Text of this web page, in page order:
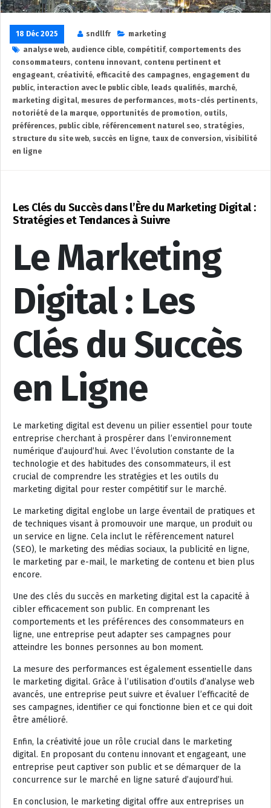
18 Déc 2025 sndllfr
marketing
analyse web, audience cible, compétitif, comportements des
consommateurs, contenu innovant, contenu pertinent et
engageant, créativité, efficacité des campagnes, engagement du
public, interaction avec le public cible, leads qualifiés, marché,
marketing digital, mesures de performances, mots-clés pertinents,
notoriété de la marque, opportunités de promotion, outils,
préférences, public cible, référencement naturel seo, stratégies,
structure du site web, succès en ligne, taux de conversion, visibilité
en ligne
Les Clés du Succès dans l’Ère du Marketing Digital :
Stratégies et Tendances à Suivre
Le Marketing
Digital : Les
Clés du Succès
en Ligne
Le marketing digital est devenu un pilier essentiel pour toute
entreprise cherchant à prospérer dans l’environnement
numérique d’aujourd’hui. Avec l’évolution constante de la
technologie et des habitudes des consommateurs, il est
crucial de comprendre les stratégies et les outils du
marketing digital pour rester compétitif sur le marché.
Le marketing digital englobe un large éventail de pratiques et
de techniques visant à promouvoir une marque, un produit ou
un service en ligne. Cela inclut le référencement naturel
(SEO), le marketing des médias sociaux, la publicité en ligne,
le marketing par e-mail, le marketing de contenu et bien plus
encore.
Une des clés du succès en marketing digital est la capacité à
cibler efficacement son public. En comprenant les
comportements et les préférences des consommateurs en
ligne, une entreprise peut adapter ses campagnes pour
atteindre les bonnes personnes au bon moment.
La mesure des performances est également essentielle dans
le marketing digital. Grâce à l’utilisation d’outils d’analyse web
avancés, une entreprise peut suivre et évaluer l’efficacité de
ses campagnes, identifier ce qui fonctionne bien et ce qui doit
être amélioré.
Enfin, la créativité joue un rôle crucial dans le marketing
digital. En proposant du contenu innovant et engageant, une
entreprise peut captiver son public et se démarquer de la
concurrence sur le marché en ligne saturé d’aujourd’hui.
En conclusion, le marketing digital offre aux entreprises un